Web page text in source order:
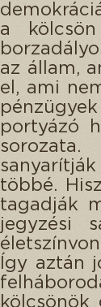
a
az állam,
el, ami
portyázó
többé.
tagadják
jegyzési
Így aztán